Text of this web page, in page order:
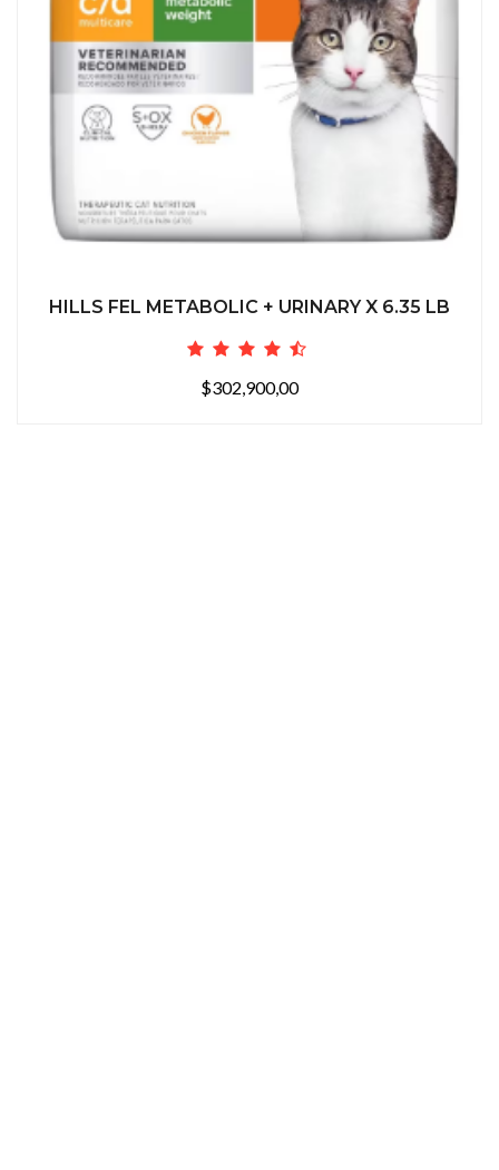
HILLS FEL METABOLIC + URINARY X 6.35 LB
$302,900,00